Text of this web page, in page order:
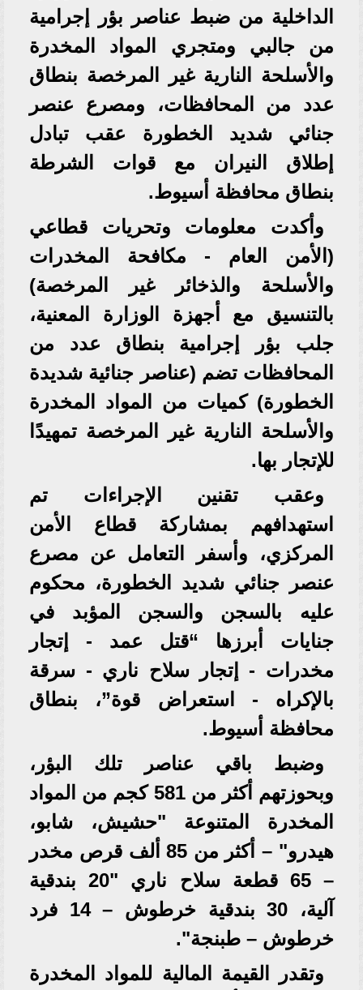
الداخلية من ضبط عناصر بؤر إجرامية
من جالبي ومتجري المواد المخدرة
والأسلحة النارية غير المرخصة بنطاق
عدد من المحافظات، ومصرع عنصر
جنائي شديد الخطورة عقب تبادل
إطلاق النيران مع قوات الشرطة
بنطاق محافظة أسيوط.
وأكدت معلومات وتحريات قطاعي
(الأمن العام - مكافحة المخدرات
والأسلحة والذخائر غير المرخصة)
بالتنسيق مع أجهزة الوزارة المعنية،
جلب بؤر إجرامية بنطاق عدد من
المحافظات تضم (عناصر جنائية شديدة
الخطورة) كميات من المواد المخدرة
والأسلحة النارية غير المرخصة تمهيدًا
للإتجار بها.
وعقب تقنين الإجراءات تم
استهدافهم بمشاركة قطاع الأمن
المركزي، وأسفر التعامل عن مصرع
عنصر جنائي شديد الخطورة، محكوم
عليه بالسجن والسجن المؤبد في
جنايات أبرزها “قتل عمد - إتجار
مخدرات - إتجار سلاح ناري - سرقة
بالإكراه - استعراض قوة”، بنطاق
محافظة أسيوط.
وضبط باقي عناصر تلك البؤر،
وبحوزتهم أكثر من 581 كجم من المواد
المخدرة المتنوعة "حشيش، شابو،
هيدرو" – أكثر من 85 ألف قرص مخدر
– 65 قطعة سلاح ناري "20 بندقية
آلية، 30 بندقية خرطوش – 14 فرد
خرطوش – طبنجة".
وتقدر القيمة المالية للمواد المخدرة